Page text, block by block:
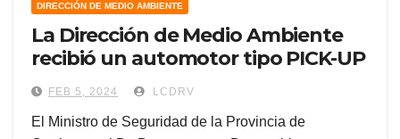
DIRECCIÓN DE MEDIO AMBIENTE
La Dirección de Medio Ambiente
recibió un automotor tipo PICK-UP
FEB 5, 2024 LCDRV
El Ministro de Seguridad de la Provincia de